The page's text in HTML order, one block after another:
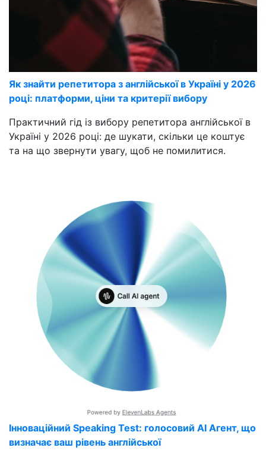
Як знайти репетитора з англійської в Україні у 2026
році: платформи, ціни та критерії вибору
Практичний гід із вибору репетитора англійської в
Україні у 2026 році: де шукати, скільки це коштує
та на що звернути увагу, щоб не помилитися.
Інноваційний Speaking Test: голосовий AI Агент, що
визначає ваш рівень англійської